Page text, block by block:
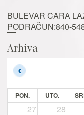
BULEVAR CARA
PODRAČUN:840-
Arhiva
PON. UTO.
27 28